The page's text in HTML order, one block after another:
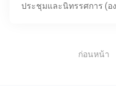
ประชุมและนิทรรศการ (อ
ก่อนหน้า